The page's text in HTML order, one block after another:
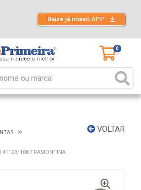
Baixe já nosso APP
0
VOLTAR
41128/108 TRAMONTINA